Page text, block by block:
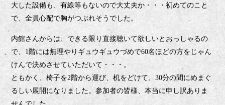
大した設備も、有線等もないので大丈夫か・・・初めてのこと
で、全員心配で胸がつぶれそうでした。
内館さんからは、できる限り直接聴いて欲しいとおっしゃるの
で、 1階には無理やりギュウギュウづめで60名ほどの方をじゃん
けんで決めさせていただいて・・・。
ともかく、椅子を2階から運び、机をどけて、30分の間にめまぐ
るしい展開になりました。参加者の皆様、本当に申し訳ありま
せんでした。